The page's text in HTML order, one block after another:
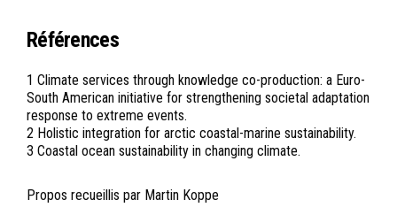
Références
1 Climate services through knowledge co-production: a Euro-
South American initiative for strengthening societal adaptation
response to extreme events.
2 Holistic integration for arctic coastal-marine sustainability.
3 Coastal ocean sustainability in changing climate.
Propos recueillis par Martin Koppe